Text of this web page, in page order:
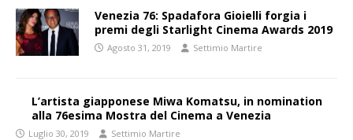
Venezia 76: Spadafora Gioielli forgia i
premi degli Starlight Cinema Awards 2019
Agosto 31, 2019 Settimio Martire
L’artista giapponese Miwa Komatsu, in nomination
alla 76esima Mostra del Cinema a Venezia
Luglio 30, 2019 Settimio Martire